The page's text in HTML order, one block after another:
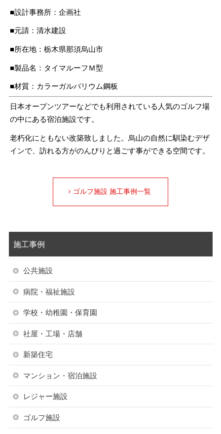
■設計事務所：企画社
■元請：清水建設
■所在地：栃木県那須烏山市
■製品名：タイマルーフＭ型
■材質：カラーガルバリウム鋼板
日本オープンツアーなどでも利用されている人気のゴルフ場
の中にある宿泊施設です。
老朽化にともない改築致しました。烏山の自然に馴染むデザ
インで、訪れる方がのんびりと過ごす事ができる空間です。
ゴルフ施設 施工事例一覧
施工事例
公共施設
病院・福祉施設
学校・幼稚園・保育園
社屋・工場・店舗
新築住宅
マンション・宿泊施設
レジャー施設
ゴルフ施設